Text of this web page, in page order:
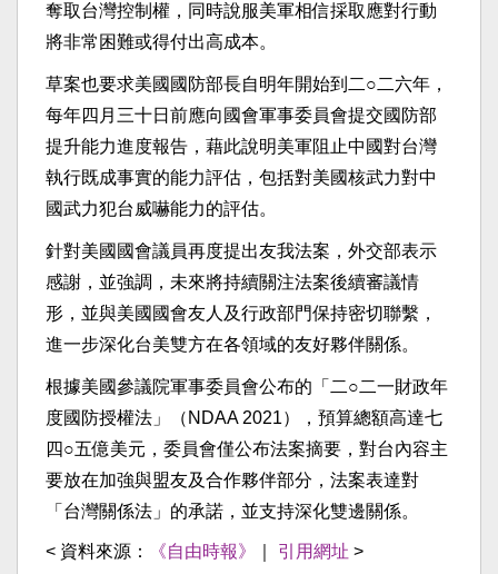
奪取台灣控制權，同時說服美軍相信採取應對行動
將非常困難或得付出高成本。
草案也要求美國國防部長自明年開始到二○二六年，
每年四月三十日前應向國會軍事委員會提交國防部
提升能力進度報告，藉此說明美軍阻止中國對台灣
執行既成事實的能力評估，包括對美國核武力對中
國武力犯台威嚇能力的評估。
針對美國國會議員再度提出友我法案，外交部表示
感謝，並強調，未來將持續關注法案後續審議情
形，並與美國國會友人及行政部門保持密切聯繫，
進一步深化台美雙方在各領域的友好夥伴關係。
根據美國參議院軍事委員會公布的「二○二一財政年
度國防授權法」（NDAA 2021），預算總額高達七
四○五億美元，委員會僅公布法案摘要，對台內容主
要放在加強與盟友及合作夥伴部分，法案表達對
「台灣關係法」的承諾，並支持深化雙邊關係。
< 資料來源： 《自由時報》 引用網址 >